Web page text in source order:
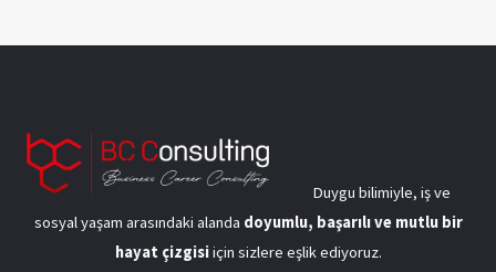
Duygu bilimiyle, iş ve
sosyal yaşam arasındaki alanda doyumlu, başarılı ve mutlu bir
hayat çizgisiiçin sizlere eşlik ediyoruz.